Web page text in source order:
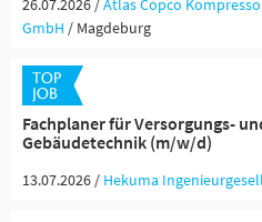
26.07.2026 /Atlas Copco
GmbH / Magdeburg
Fachplaner für Versorgungs-
Gebäudetechnik (m/w/d)
13.07.2026 / Hekuma